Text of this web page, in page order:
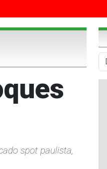
spot paulista,